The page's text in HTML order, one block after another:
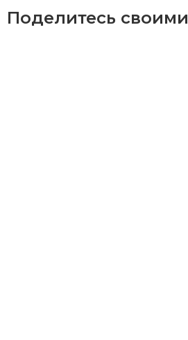
Поделитесь